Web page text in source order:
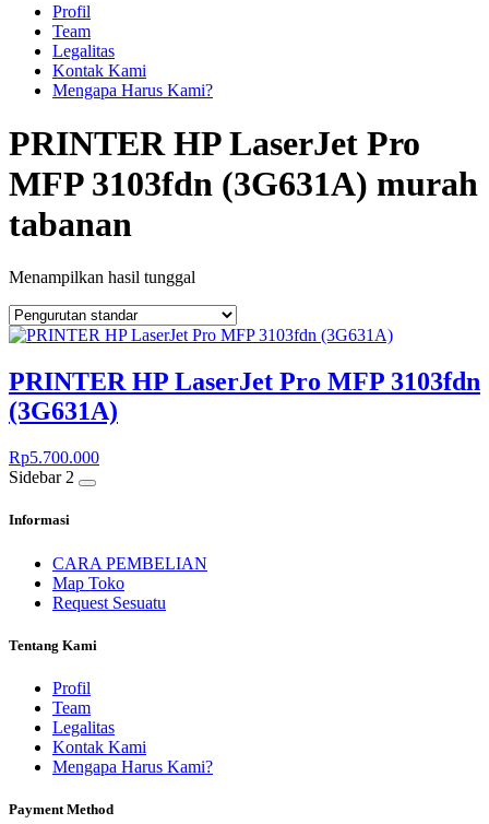
Profil
Team
Legalitas
Kontak Kami
Mengapa Harus Kami?
PRINTER HP LaserJet Pro
MFP 3103fdn (3G631A) murah
tabanan
Menampilkan hasil tunggal
PRINTER HP LaserJet Pro MFP 3103fdn
(3G631A)
Rp5.700.000
Sidebar 2
Informasi
CARA PEMBELIAN
Map Toko
Request Sesuatu
Tentang Kami
Profil
Team
Legalitas
Kontak Kami
Mengapa Harus Kami?
Payment Method